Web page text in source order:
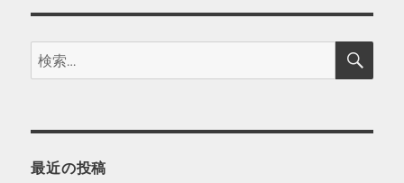
検
索:
検
最近の投稿